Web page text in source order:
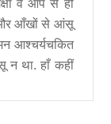
वे आप से ही
और आँखों से आंसू
आश्चर्यचकित
न था. हाँ कहीं